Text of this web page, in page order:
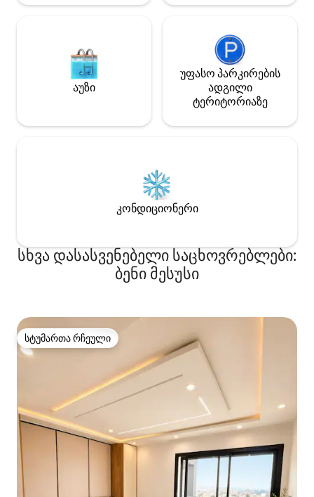
აუზი
უფასო პარკირების
ადგილი
ტერიტორიაზე
კონდიციონერი
სხვა დასასვენებელი საცხოვრებლები:
ბენი მესუსი
სტუმართა რჩეული
სტუმართა რჩეული